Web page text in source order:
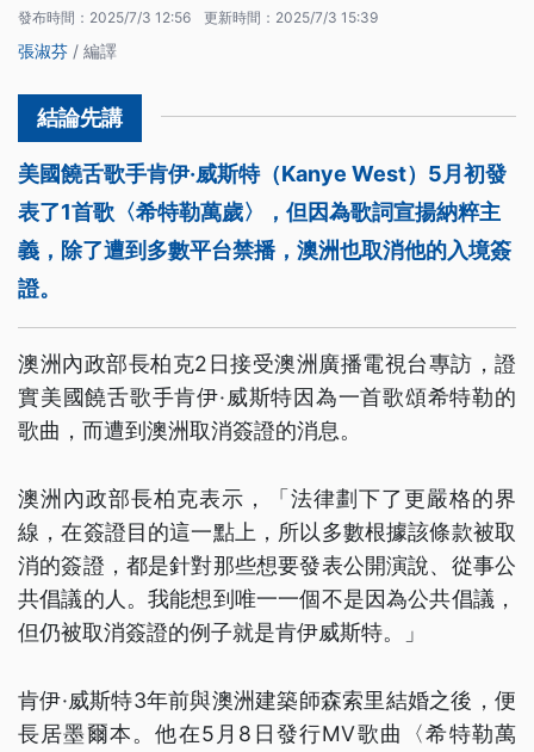
發布時間： 2025/7/3 12:56 更新時間： 2025/7/3 15:39
張淑芬 / 編譯
美國饒舌歌手肯伊·威斯特（Kanye West）5月初發
表了1首歌〈希特勒萬歲〉，但因為歌詞宣揚納粹主
義，除了遭到多數平台禁播，澳洲也取消他的入境簽
證。
澳洲內政部長柏克2日接受澳洲廣播電視台專訪，證
實美國饒舌歌手肯伊·威斯特因為一首歌頌希特勒的
歌曲，而遭到澳洲取消簽證的消息。
澳洲內政部長柏克表示，「法律劃下了更嚴格的界
線，在簽證目的這一點上，所以多數根據該條款被取
消的簽證，都是針對那些想要發表公開演說、從事公
共倡議的人。我能想到唯一一個不是因為公共倡議，
但仍被取消簽證的例子就是肯伊威斯特。」
肯伊·威斯特3年前與澳洲建築師森索里結婚之後，便
長居墨爾本。他在5月8日發行MV歌曲〈希特勒萬